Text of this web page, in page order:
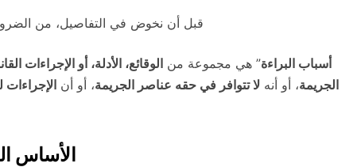
قبل أن نخوض في التفاصيل، من
أسباب البراءة” هي مجموعة من الوقائع، الأدلة، أو الإجراءات
الجريمة، أو أنه لا تتوافر في حقه عناصر الجريمة، أو أن
الأساس